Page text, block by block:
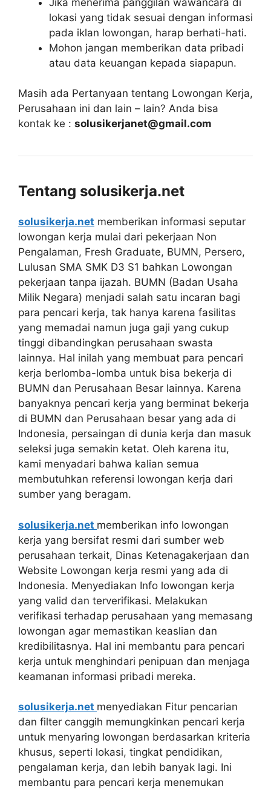
lokasi yang tidak sesuai dengan informasi
pada iklan lowongan, harap berhati-hati.
Mohon jangan memberikan data pribadi
atau data keuangan kepada siapapun.
Masih ada Pertanyaan tentang Lowongan Kerja,
Perusahaan ini dan lain – lain? Anda bisa
kontak ke : solusikerjanet@gmail.com
Tentang solusikerja.net
solusikerja.net memberikan informasi seputar
lowongan kerja mulai dari pekerjaan Non
Pengalaman, Fresh Graduate, BUMN, Persero,
Lulusan SMA SMK D3 S1 bahkan Lowongan
pekerjaan tanpa ijazah. BUMN (Badan Usaha
Milik Negara) menjadi salah satu incaran bagi
para pencari kerja, tak hanya karena fasilitas
yang memadai namun juga gaji yang cukup
tinggi dibandingkan perusahaan swasta
lainnya. Hal inilah yang membuat para pencari
kerja berlomba-lomba untuk bisa bekerja di
BUMN dan Perusahaan Besar lainnya. Karena
banyaknya pencari kerja yang berminat bekerja
di BUMN dan Perusahaan besar yang ada di
Indonesia, persaingan di dunia kerja dan masuk
seleksi juga semakin ketat. Oleh karena itu,
kami menyadari bahwa kalian semua
membutuhkan referensi lowongan kerja dari
sumber yang beragam.
solusikerja.net memberikan info lowongan
kerja yang bersifat resmi dari sumber web
perusahaan terkait, Dinas Ketenagakerjaan dan
Website Lowongan kerja resmi yang ada di
Indonesia. Menyediakan Info lowongan kerja
yang valid dan terverifikasi. Melakukan
verifikasi terhadap perusahaan yang memasang
lowongan agar memastikan keaslian dan
kredibilitasnya. Hal ini membantu para pencari
kerja untuk menghindari penipuan dan menjaga
keamanan informasi pribadi mereka.
solusikerja.net menyediakan Fitur pencarian
dan filter canggih memungkinkan pencari kerja
untuk menyaring lowongan berdasarkan kriteria
khusus, seperti lokasi, tingkat pendidikan,
pengalaman kerja, dan lebih banyak lagi. Ini
membantu para pencari kerja menemukan